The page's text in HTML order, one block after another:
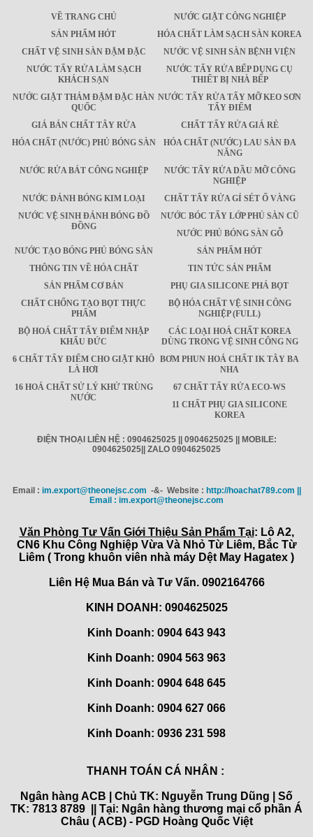
VỀ TRANG CHỦ
NƯỚC GIẶT CÔNG NGHIỆP
SẢN PHẨM HÓT
HÓA CHẤT LÀM SẠCH SÀN KOREA
CHẤT VỆ SINH SÀN ĐẬM ĐẶC
NƯỚC VỆ SINH SÀN BỆNH VIỆN
NƯỚC TẨY RỬA LÀM SẠCH
KHÁCH SẠN
NƯỚC TẨY RỬA BẾP DỤNG CỤ
THIẾT BỊ NHÀ BẾP
NƯỚC GIẶT THẢM ĐẬM ĐẶC HÀN
QUỐC
NƯỚC TẨY RỬA TẨY MỠ KEO SƠN
TẨY ĐIỂM
GIÁ BÁN CHẤT TÂY RỬA
CHẤT TẨY RỬA GIÁ RẺ
HÓA CHẤT (NƯỚC) PHỦ BÓNG SÀN
HÓA CHẤT (NƯỚC) LAU SÀN ĐA
NĂNG
NƯỚC RỬA BÁT CÔNG NGHIỆP
NƯỚC TẨY RỬA DẦU MỠ CÔNG
NGHIỆP
NƯỚC ĐÁNH BÓNG KIM LOẠI
CHẤT TẨY RỬA GỈ SÉT Ố VÀNG
NƯỚC VỆ SINH ĐÁNH BÓNG ĐỒ
ĐỒNG
NƯỚC BÓC TẨY LỚP PHỦ SÀN CŨ
NƯỚC PHỦ BÓNG SÀN GỖ
NƯỚC TẠO BÓNG PHỦ BÓNG SÀN
SẢN PHẨM HÓT
THÔNG TIN VỀ HÓA CHẤT
TIN TỨC SẢN PHẨM
SẢN PHẨM CƠ BẢN
PHỤ GIA SILICONE PHÁ BỌT
CHẤT CHỐNG TẠO BỌT THỰC
PHẨM
BỘ HÓA CHẤT VỆ SINH CÔNG
NGHIỆP (FULL)
BỘ HOÁ CHẤT TẨY ĐIỂM NHẬP
KHẨU ĐỨC
CÁC LOẠI HOÁ CHẤT KOREA
DÙNG TRONG VỆ SINH CÔNG NG
6 CHẤT TẨY ĐIỂM CHO GIẶT KHÔ
LÀ HƠI
BƠM PHUN HOÁ CHẤT IK TÂY BA
NHA
16 HOÁ CHẤT SỬ LÝ KHỬ TRÙNG
NƯỚC
67 CHẤT TẨY RỬA ECO-WS
11 CHẤT PHỤ GIA SILICONE
KOREA
ĐIỆN THOẠI LIÊN HỆ : 0904625025 || 0904625025 || MOBILE:
0904625025|| ZALO 0904625025
Email : im.export@theonejsc.com -&- Website : http://hoachat789.com ||
Email : im.export@theonejsc.com
Văn Phòng Tư Vấn Giới Thiệu Sản Phẩm Tại: Lô A2,
CN6 Khu Công Nghiệp Vừa Và Nhỏ Từ Liêm, Bắc Từ
Liêm ( Trong khuôn viên nhà máy Dệt May Hagatex )
Liên Hệ Mua Bán và Tư Vấn. 0902164766
KINH DOANH: 0904625025
Kinh Doanh: 0904 643 943
Kinh Doanh: 0904 563 963
Kinh Doanh: 0904 648 645
Kinh Doanh: 0904 627 066
Kinh Doanh: 0936 231 598
THANH TOÁN CÁ NHÂN :
Ngân hàng ACB | Chủ TK: Nguyễn Trung Dũng | Số
TK: 7813 8789 || Tại: Ngân hàng thương mại cổ phần Á
Châu ( ACB) - PGD Hoàng Quốc Việt